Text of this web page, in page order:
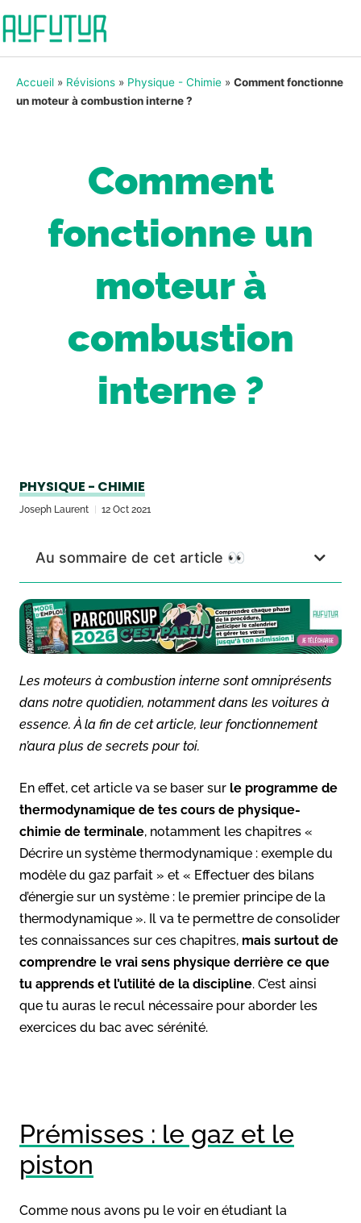
Accueil » Révisions » Physique - Chimie » Comment fonctionne
un moteur à combustion interne ?
Comment
fonctionne un
moteur à
combustion
interne ?
PHYSIQUE - CHIMIE
Joseph Laurent 12 Oct 2021
Au sommaire de cet article 👀
Les moteurs à combustion interne sont omniprésents
dans notre quotidien, notamment dans les voitures à
essence. À la fin de cet article, leur fonctionnement
n’aura plus de secrets pour toi.
En effet, cet article va se baser sur le programme de
thermodynamique de tes cours de physique-
chimie de terminale, notamment les chapitres «
Décrire un système thermodynamique : exemple du
modèle du gaz parfait » et « Effectuer des bilans
d’énergie sur un système : le premier principe de la
thermodynamique ». Il va te permettre de consolider
tes connaissances sur ces chapitres, mais surtout de
comprendre le vrai sens physique derrière ce que
tu apprends et l’utilité de la discipline. C’est ainsi
que tu auras le recul nécessaire pour aborder les
exercices du bac avec sérénité.
Prémisses : le gaz et le
piston
Comme nous avons pu le voir en étudiant la